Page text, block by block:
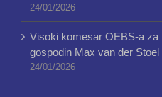
24/01/2026
Visoki komesar OEBS-a za
gospodin Max van der Stoel
24/01/2026